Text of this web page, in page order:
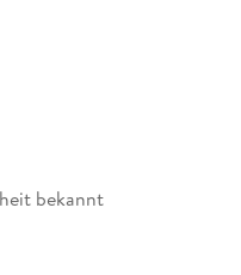
bekannt